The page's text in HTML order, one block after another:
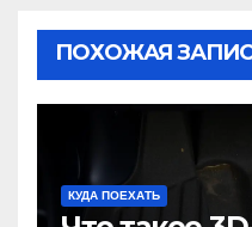
ПОХОЖАЯ
КУДА ПОЕХАТЬ